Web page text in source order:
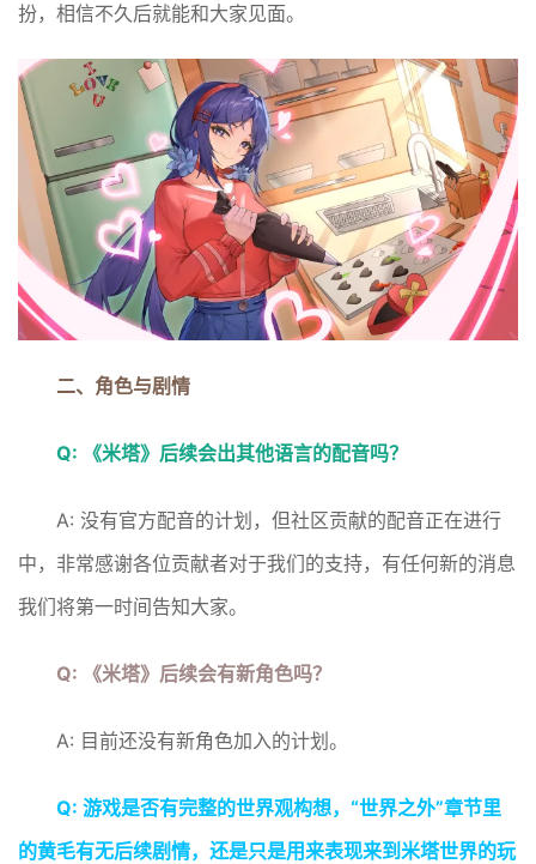
扮，相信不久后就能和大家见面。
二、角色与剧情
Q: 《米塔》后续会出其他语言的配音吗？
A: 没有官方配音的计划，但社区贡献的配音正在进行
中，非常感谢各位贡献者对于我们的支持，有任何新的消息
我们将第一时间告知大家。
Q: 《米塔》后续会有新角色吗？
A: 目前还没有新角色加入的计划。
Q: 游戏是否有完整的世界观构想，“世界之外”章节里
的黄毛有无后续剧情，还是只是用来表现来到米塔世界的玩